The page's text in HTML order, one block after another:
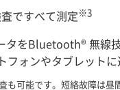
ですべて測定 ※3
タをBluetooth® 無線
フォンやタブレットに
も可能です。短絡故障は昼